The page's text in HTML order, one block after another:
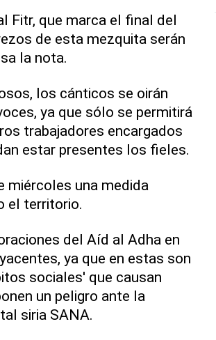
Fitr, que marca el final del
de esta mezquita serán
la nota.
los cánticos se oirán
ya que sólo se permitirá
trabajadores encargados
estar presentes los fieles.
miércoles una medida
el territorio.
del Aíd al Adha en
ya que en estas son
sociales' que causan
un peligro ante la
siria SANA.